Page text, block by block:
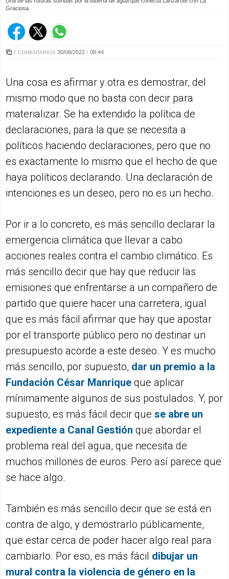
Graciosa.
7 COMENTARIOS 30/08/2022 - 08:44
Una cosa es afirmar y otra es demostrar, del
mismo modo que no basta con decir para
materializar. Se ha extendido la política de
declaraciones, para la que se necesita a
políticos haciendo declaraciones, pero que no
es exactamente lo mismo que el hecho de que
haya políticos declarando. Una declaración de
intenciones es un deseo, pero no es un hecho.
Por ir a lo concreto, es más sencillo declarar la
emergencia climática que llevar a cabo
acciones reales contra el cambio climático. Es
más sencillo decir que hay que reducir las
emisiones que enfrentarse a un compañero de
partido que quiere hacer una carretera, igual
que es más fácil afirmar que hay que apostar
por el transporte público pero no destinar un
presupuesto acorde a este deseo. Y es mucho
más sencillo, por supuesto, dar un premio a la
Fundación César Manrique que aplicar
mínimamente algunos de sus postulados. Y, por
supuesto, es más fácil decir que se abre un
expediente a Canal Gestión que abordar el
problema real del agua, que necesita de
muchos millones de euros. Pero así parece que
se hace algo.
También es más sencillo decir que se está en
contra de algo, y demostrarlo públicamente,
que estar cerca de poder hacer algo real para
cambiarlo. Por eso, es más fácil dibujar un
mural contra la violencia de género en la